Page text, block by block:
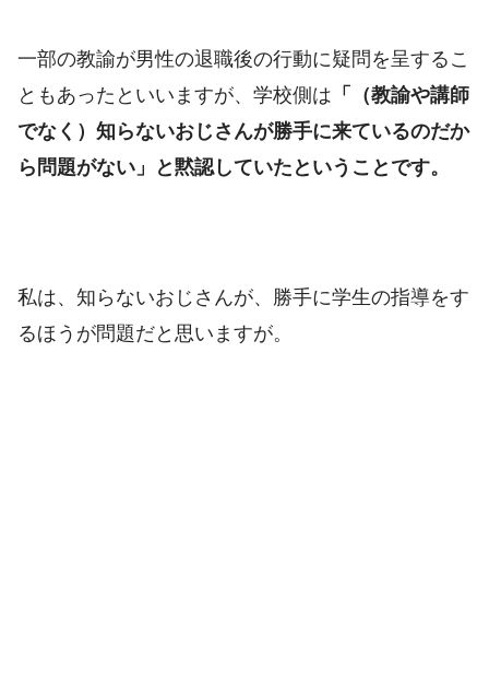
一部の教諭が男性の退職後の行動に疑問を呈するこ
ともあったといいますが、学校側は 「（教諭や講師
でなく）知らないおじさんが勝手に来ているのだか
ら問題がない」と黙認していたということです。
私は、知らないおじさんが、勝手に学生の指導をす
るほうが問題だと思いますが。